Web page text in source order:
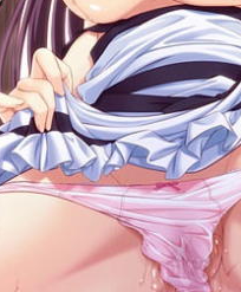
み む
ゆ
り る
わ